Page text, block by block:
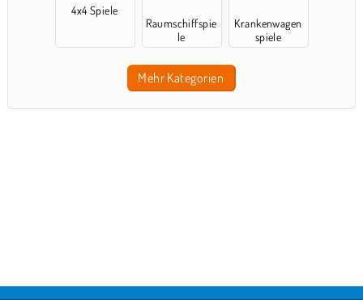
4x4 Spiele
Raumschiffspie
le
Krankenwagen
spiele
Mehr Kategorien